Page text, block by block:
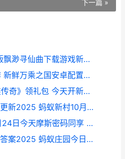
下一篇 »
飘渺寻仙曲下载 安卓版飘渺寻仙曲下载游戏新鲜地址和方式 飘渺寻仙曲手游
万乘之国下载如何操作 新鲜万乘之国安卓配置包下载地址整理 万乘之国的万乘是什么意思
下载新版本《三国英雄传奇》领礼包 今天开新服登录享福利 san download
蚂蚁新村8月24日答案更新2025 蚂蚁新村10月28日
三角洲行动2025年8月24日今天摩斯密码同享 白泽三角洲行动2025
蚂蚁庄园8月25日今天答案2025 蚂蚁庄园今日答案最新8月25号